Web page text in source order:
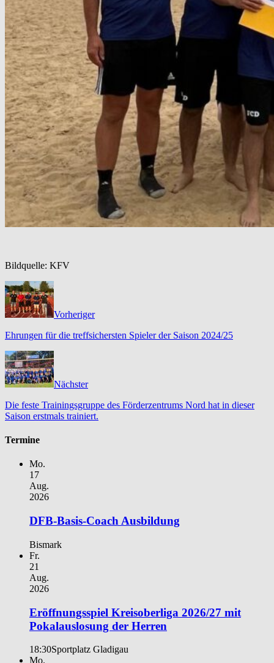
Bildquelle: KFV
Vorheriger
Ehrungen für die treffsichersten Spieler der Saison 2024/25
Nächster
Die feste Trainingsgruppe des Förderzentrums Nord hat in dieser
Saison erstmals trainiert.
Termine
Mo.
17
Aug.
2026
DFB-Basis-Coach Ausbildung
Bismark
Fr.
21
Aug.
2026
Eröffnungsspiel Kreisoberliga 2026/27 mit
Pokalauslosung der Herren
18:30Sportplatz Gladigau
Mo.